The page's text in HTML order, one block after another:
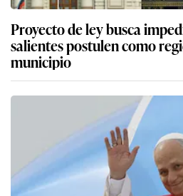
Proyecto de ley busca
salientes postulen como
municipio